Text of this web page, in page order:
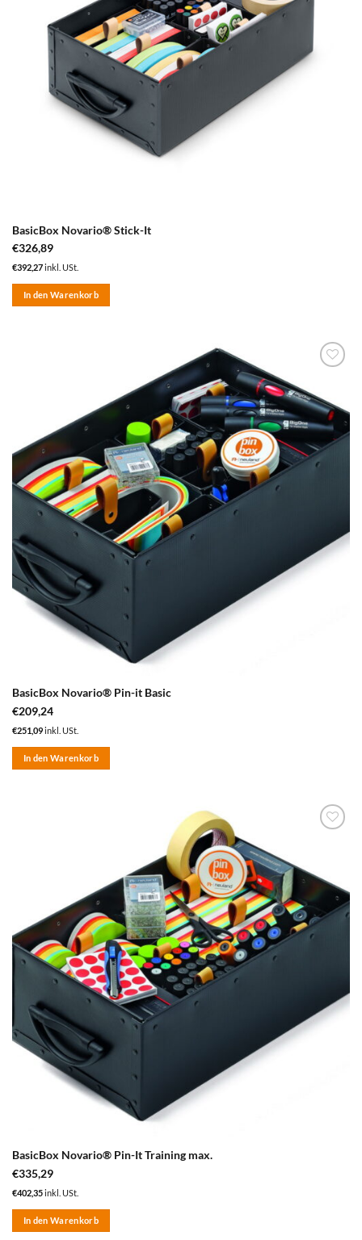
BasicBox Novario® Stick-It
€326,89
€392,27inkl. USt.
In den Warenkorb
Merkzettel
hinzufügen
BasicBox Novario® Pin-it Basic
€209,24
€251,09inkl. USt.
In den Warenkorb
hinzufügen
BasicBox Novario® Pin-It Training max.
€335,29
€402,35inkl. USt.
In den Warenkorb